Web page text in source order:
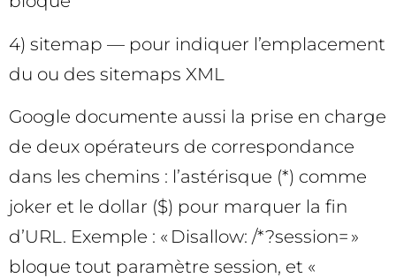
4) sitemap — pour indiquer l’emplacement
du ou des sitemaps XML
Google documente aussi la prise en charge
de deux opérateurs de correspondance
dans les chemins : l’astérisque (*) comme
joker et le dollar ($) pour marquer la fin
d’URL. Exemple : « Disallow: /*?session= »
bloque tout paramètre session, et «